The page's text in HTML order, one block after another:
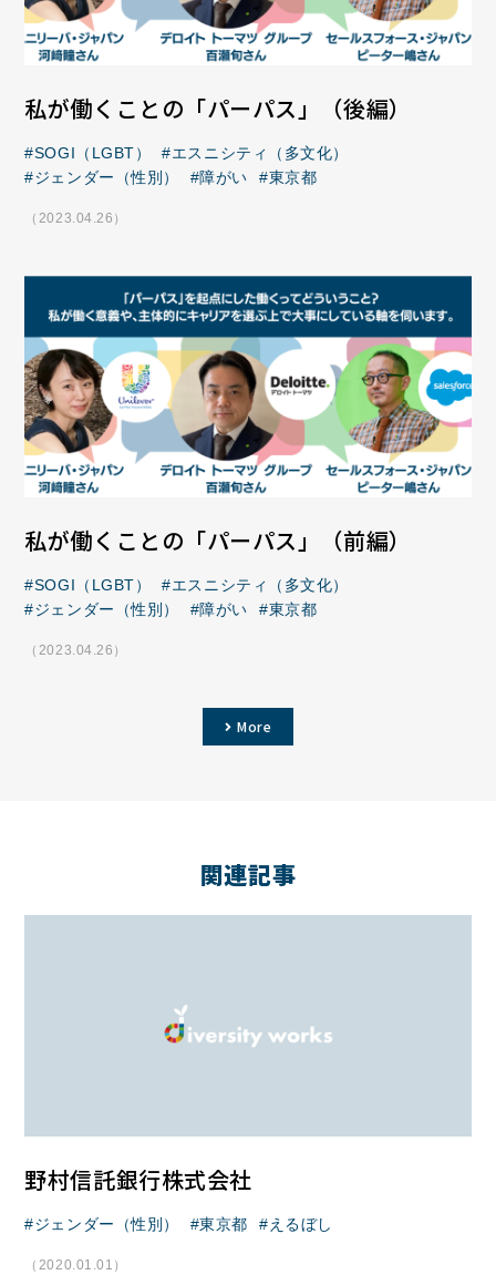
私が働くことの「パーパス」（後編）
SOGI（LGBT）
エスニシティ（多文化）
ジェンダー（性別）
障がい 東京都
（2023.04.26）
私が働くことの「パーパス」（前編）
SOGI（LGBT）
エスニシティ（多文化）
ジェンダー（性別）
障がい 東京都
（2023.04.26）
More
関連記事
野村信託銀行株式会社
ジェンダー（性別） 東京都 えるぼし
（2020.01.01）